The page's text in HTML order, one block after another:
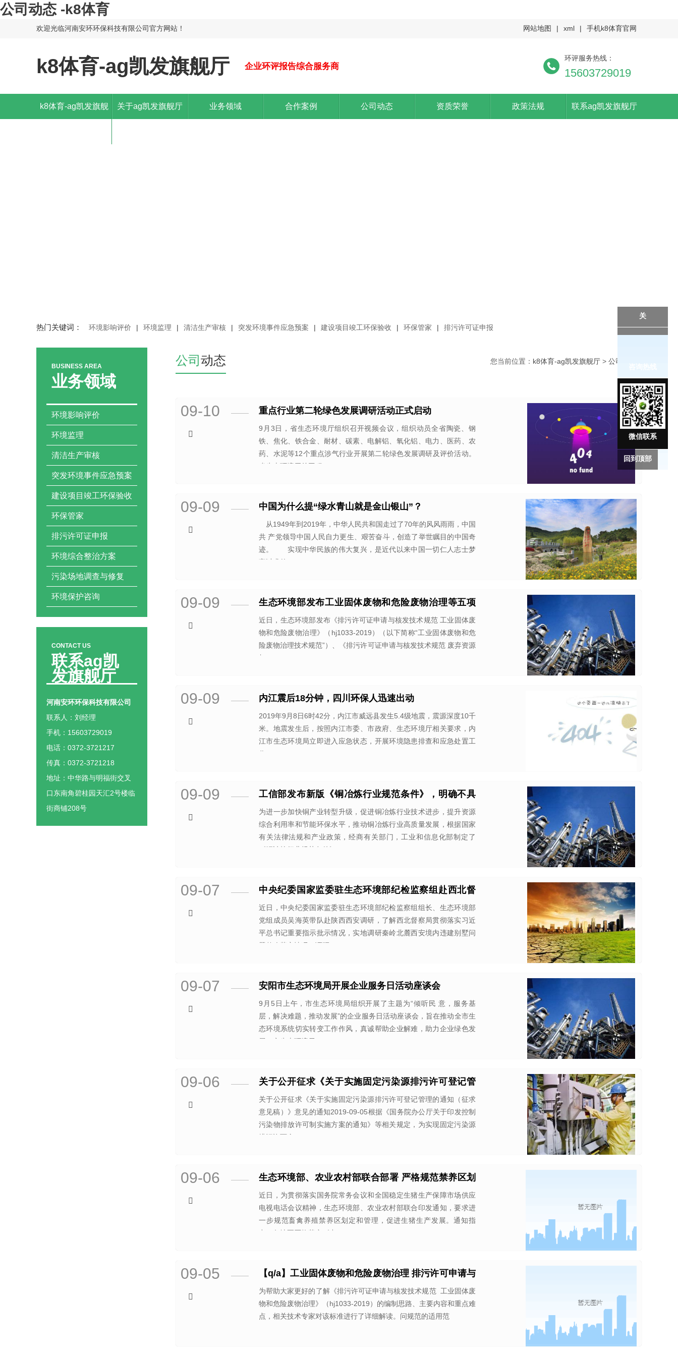
公司动态 -k8体育
欢迎光临河南安环环保科技有限公司官方网站！ 网站地图 | xml | 手机k8体育官网
k8体育-ag凯发旗舰厅 企业环评报告综合服务商
环评服务热线：
15603729019
k8体育-ag凯发旗舰 关于ag凯发旗舰厅 业务领域 合作案例 公司动态 资质荣誉 政策法规 联系ag凯发旗舰厅
热门关键词： 环境影响评价 | 环境监理 | 清洁生产审核 | 突发环境事件应急预案 | 建设项目竣工环保验收 | 环保管家 | 排污许可证申报
BUSINESS AREA
业务领域
环境影响评价
环境监理
清洁生产审核
突发环境事件应急预案
建设项目竣工环保验收
环保管家
排污许可证申报
环境综合整治方案
污染场地调查与修复
环境保护咨询
CONTACT US
联系ag凯
发旗舰厅
河南安环环保科技有限公司
联系人：刘经理
手机：15603729019
电话：0372-3721217
传真：0372-3721218
地址：中华路与明福街交叉
口东南角碧桂园天汇2号楼临
街商铺208号
公司 动态 您当前位置： k8体育-ag凯发旗舰厅 > 公司动态
09-10 重点行业第二轮绿色发展调研活动正式启动
9月3日，省生态环境厅组织召开视频会议，组织动员全省陶瓷、钢
铁、焦化、铁合金、耐材、碳素、电解铝、氧化铝、电力、医药、农
药、水泥等12个重点涉气行业开展第二轮绿色发展调研及评价活动。
省生态环境厅总工程
09-09 中国为什么提“绿水青山就是金山银山”？
从1949年到2019年，中华人民共和国走过了70年的风风雨雨，中国
共 产党领导中国人民自力更生、艰苦奋斗，创造了举世瞩目的中国奇
迹。 实现中华民族的伟大复兴，是近代以来中国一切仁人志士梦
寐以求的
09-09
生态环境部发布工业固体废物和危险废物治理等五项
排污许可申请与核发技术规范
近日，生态环境部发布《排污许可证申请与核发技术规范 工业固体废
物和危险废物治理》（hj1033-2019）（以下简称“工业固体废物和危
险废物治理技术规范”）、《排污许可证申请与核发技术规范 废弃资源
加
09-09 内江震后18分钟，四川环保人迅速出动
2019年9月8日6时42分，内江市威远县发生5.4级地震，震源深度10千
米。地震发生后，按照内江市委、市政府、生态环境厅相关要求，内
江市生态环境局立即进入应急状态，开展环境隐患排查和应急处置工
作。
09-09
工信部发布新版《铜冶炼行业规范条件》，明确不具
有行政审批的『前置性和强制性』
为进一步加快铜产业转型升级，促进铜冶炼行业技术进步，提升资源
综合利用率和节能环保水平，推动铜冶炼行业高质量发展，根据国家
有关法律法规和产业政策，经商有关部门，工业和信息化部制定了
《铜冶炼行业规范条件》
09-07
中央纪委国家监委驻生态环境部纪检监察组赴西北督
察局调研贯彻落实习近平总书记重要指示批示情况
近日，中央纪委国家监委驻生态环境部纪检监察组组长、生态环境部
党组成员吴海英带队赴陕西西安调研，了解西北督察局贯彻落实习近
平总书记重要指示批示情况，实地调研秦岭北麓西安境内违建别墅问
题整改落实情况。调研
09-07 安阳市生态环境局开展企业服务日活动座谈会
9月5日上午，市生态环境局组织开展了主题为“倾听民 意，服务基
层，解决难题，推动发展”的企业服务日活动座谈会，旨在推动全市生
态环境系统切实转变工作作风，真诚帮助企业解难，助力企业绿色发
展。市生态环境局
09-06
关于公开征求《关于实施固定污染源排污许可登记管
理的通知（征求意见稿）》意见的通知
关于公开征求《关于实施固定污染源排污许可登记管理的通知（征求
意见稿）》意见的通知2019-09-05根据《国务院办公厅关于印发控制
污染物排放许可制实施方案的通知》等相关规定，为实现固定污染源
排污许可全
09-06
生态环境部、农业农村部联合部署 严格规范禁养区划
定和管理
近日，为贯彻落实国务院常务会议和全国稳定生猪生产保障市场供应
电视电话会议精神，生态环境部、农业农村部联合印发通知，要求进
一步规范畜禽养殖禁养区划定和管理，促进生猪生产发展。通知指
出，各地要严格落实《中
09-05
【q/a】工业固体废物和危险废物治理 排污许可申请与
核发问答
为帮助大家更好的了解《排污许可证申请与核发技术规范 工业固体废
物和危险废物治理》（hj1033-2019）的编制思路、主要内容和重点难
点，相关技术专家对该标准进行了详细解读。问规范的适用范
关
微信联系
回到顶部